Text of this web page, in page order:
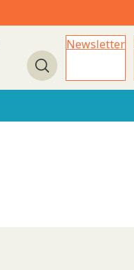
Búsqueda
Newsletter